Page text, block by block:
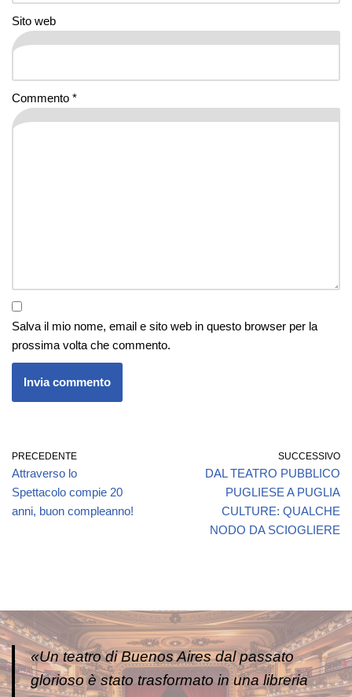
Sito web
Commento *
Salva il mio nome, email e sito web in questo browser per la
prossima volta che commento.
PRECEDENTE
Attraverso lo
Spettacolo compie 20
anni, buon compleanno!
SUCCESSIVO
DAL TEATRO PUBBLICO
PUGLIESE A PUGLIA
CULTURE: QUALCHE
NODO DA SCIOGLIERE
«Un teatro di Buenos Aires dal passato
glorioso è stato trasformato in una libreria